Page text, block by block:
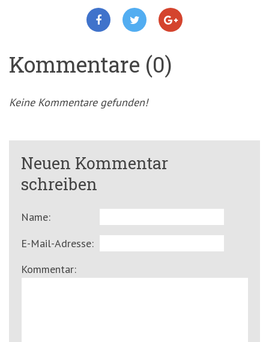
Kommentare (0)
Keine Kommentare gefunden!
Neuen Kommentar
schreiben
Name:
E-Mail-Adresse:
Kommentar: